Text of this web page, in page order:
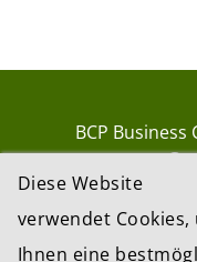
BCP
Diese Website
verwendet Cookies,
Ihnen eine